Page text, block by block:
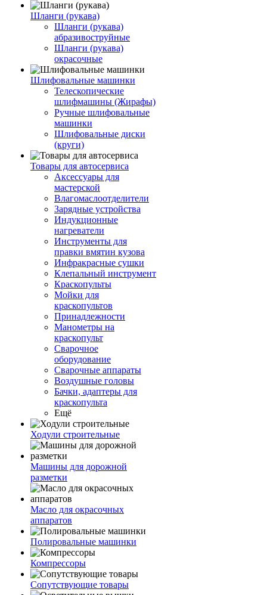
Шланги (рукава)
Шланги (рукава)
абразивоструйные
Шланги (рукава)
окрасочные
Шлифовальные машинки
Телескопические
шлифмашины (Жирафы)
Ручные шлифовальные
машинки
Шлифовальные диски
(круги)
Товары для автосервиса
Аксессуары для
мастерской
Влагомаслоотделители
Зарядные устройства
Индукционные
нагреватели
Инструменты для
правки вмятин кузова
Инфракрасные сушки
Клепальный инструмент
Краскопульты
Мойки для
краскопультов
Принадлежности
Манометры на
краскопульт
Сварочное
оборудование
Сварочные аппараты
Воздушные головы
Бачки, адаптеры для
краскопульта
Ещё
Ходули строительные
Машины для дорожной
разметки
Масло для окрасочных
аппаратов
Полировальные машинки
Компрессоры
Сопутствующие товары